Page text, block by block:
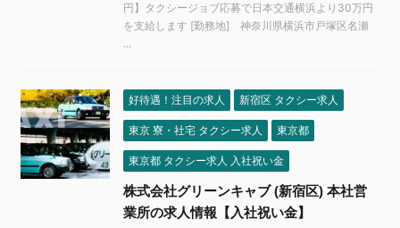
円】タクシージョブ応募で日本交通横浜より30万円
を支給します [勤務地] 神奈川県横浜市戸塚区名瀬
...
好待遇！注目の求人 新宿区 タクシー求人
東京 寮・社宅 タクシー求人 東京都
東京都 タクシー求人 入社祝い金
株式会社グリーンキャブ (新宿区) 本社営
業所の求人情報【入社祝い金】